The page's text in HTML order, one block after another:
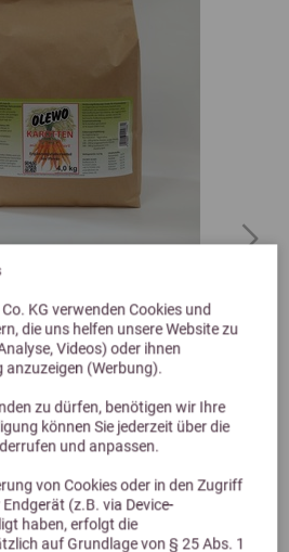
KG verwenden Cookies und
die uns helfen unsere Website zu
Videos) oder ihnen
anzuzeigen (Werbung).
zu dürfen, benötigen wir Ihre
können Sie jederzeit über die
und anpassen.
von Cookies oder in den Zugriff
(z.B. via Device-
haben, erfolgt die
auf Grundlage von § 25 Abs. 1
Pellets 25kg
mit Öl für Pferde
92,50 €
Next